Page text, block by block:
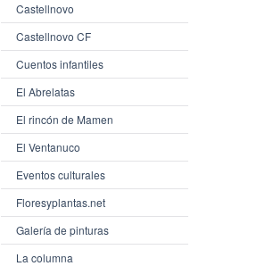
Castellnovo
Castellnovo CF
Cuentos infantiles
El Abrelatas
El rincón de Mamen
El Ventanuco
Eventos culturales
Floresyplantas.net
Galería de pinturas
La columna